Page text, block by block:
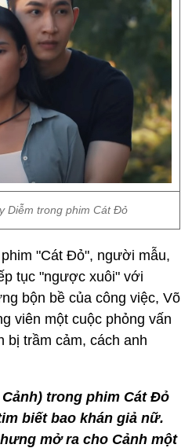
Diễm trong phim Cát Đỏ
"Cát Đỏ", người mẫu,
tục "ngược xuôi" với
bộn bề của công việc, Võ
viên một cuộc phỏng vấn
bị trầm cảm, cách anh
trong phim Cát Đỏ
biết bao khán giả nữ.
mở ra cho Cảnh một